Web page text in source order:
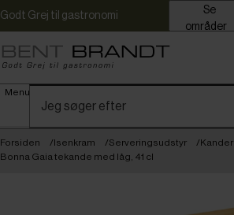
Godt Grej til gastronomi
områder
Menu
Forsiden Isenkram Serveringsudstyr
Kander
Bonna Gaia tekande med låg, 41 cl